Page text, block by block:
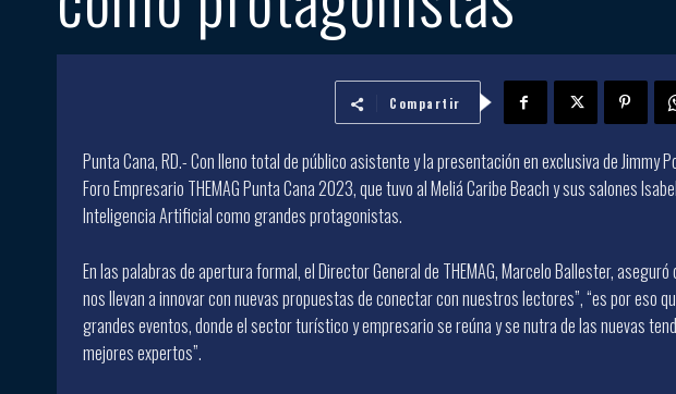
Compartir
Punta Cana, RD.- Con lleno total de público asistente y la presentación en exclusiva de Jimmy
Foro Empresario THEMAG Punta Cana 2023, que tuvo al Meliá Caribe Beach y sus salones
Inteligencia Artificial como grandes protagonistas.
En las palabras de apertura formal, el Director General de THEMAG, Marcelo Ballester,
nos llevan a innovar con nuevas propuestas de conectar con nuestros lectores”, “es por eso
grandes eventos, donde el sector turístico y empresario se reúna y se nutra de las nuevas
mejores expertos”.